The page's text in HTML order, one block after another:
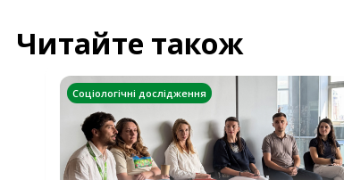
Читайте також
Соціологічні дослідження